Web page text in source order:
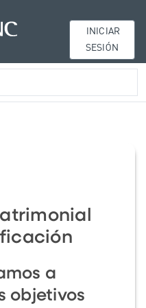
INICIAR
SESIÓN
a
objetivos